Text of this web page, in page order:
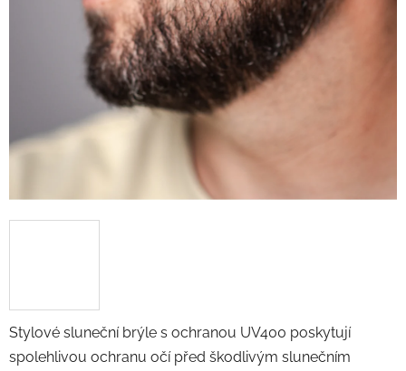
Stylové sluneční brýle s ochranou UV400 poskytují
spolehlivou ochranu očí před škodlivým slunečním